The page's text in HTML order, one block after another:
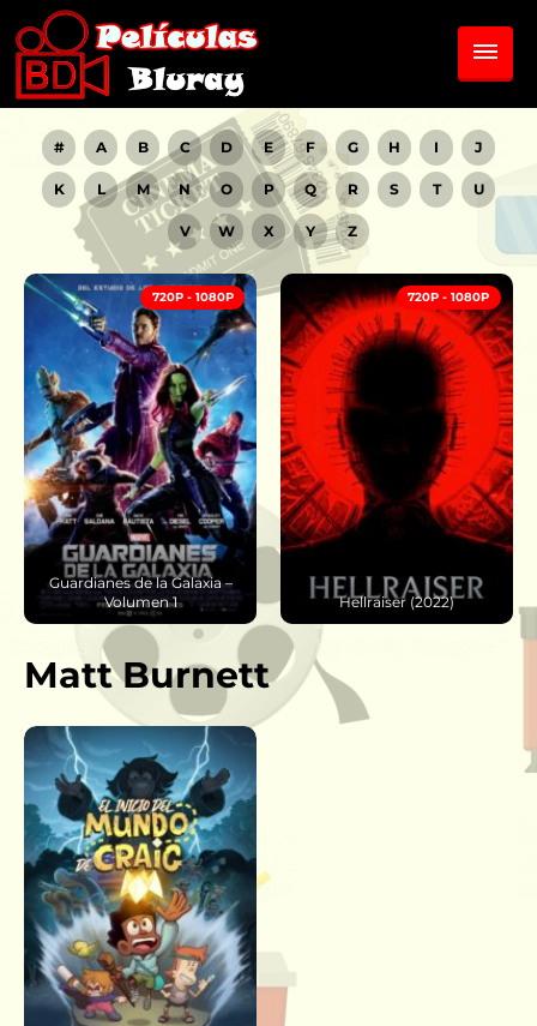
# A B C D E F G H I J
K L M N O P Q R S T U
V W X Y Z
720P - 1080P
Hellraiser (2022)
720P - 1080P
Sospechoso X (2023)
Matt Burnett